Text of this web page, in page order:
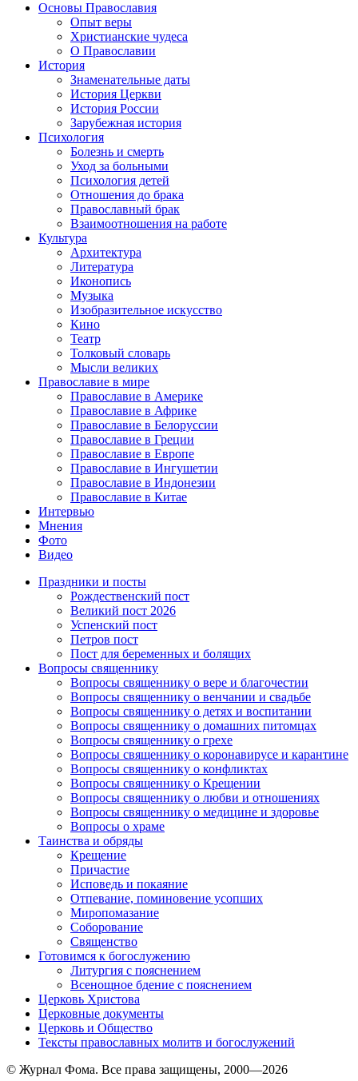
Основы Православия
Опыт веры
Христианские чудеса
О Православии
История
Знаменательные даты
История Церкви
История России
Зарубежная история
Психология
Болезнь и смерть
Уход за больными
Психология детей
Отношения до брака
Православный брак
Взаимоотношения на работе
Культура
Архитектура
Литература
Иконопись
Музыка
Изобразительное искусство
Кино
Театр
Толковый словарь
Мысли великих
Православие в мире
Православие в Америке
Православие в Африке
Православие в Белоруссии
Православие в Греции
Православие в Европе
Православие в Ингушетии
Православие в Индонезии
Православие в Китае
Интервью
Мнения
Фото
Видео
Праздники и посты
Рождественский пост
Великий пост 2026
Успенский пост
Петров пост
Пост для беременных и болящих
Вопросы священнику
Вопросы священнику о вере и благочестии
Вопросы священнику о венчании и свадьбе
Вопросы священнику о детях и воспитании
Вопросы священнику о домашних питомцах
Вопросы священнику о грехе
Вопросы священнику о коронавирусе и карантине
Вопросы священнику о конфликтах
Вопросы священнику о Крещении
Вопросы священнику о любви и отношениях
Вопросы священнику о медицине и здоровье
Вопросы о храме
Таинства и обряды
Крещение
Причастие
Исповедь и покаяние
Отпевание, поминовение усопших
Миропомазание
Соборование
Священство
Готовимся к богослужению
Литургия с пояснением
Всенощное бдение с пояснением
Церковь Христова
Церковные документы
Церковь и Общество
Тексты православных молитв и богослужений
© Журнал Фома. Все права защищены, 2000—2026